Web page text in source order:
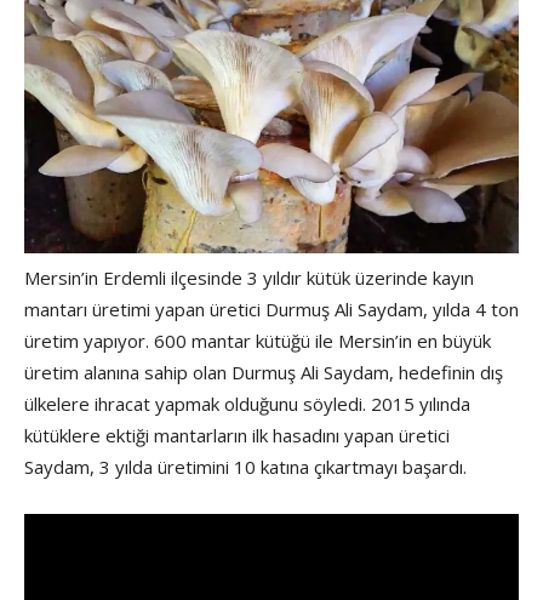
Mersin’in Erdemli ilçesinde 3 yıldır kütük üzerinde kayın
mantarı üretimi yapan üretici Durmuş Ali Saydam, yılda 4 ton
üretim yapıyor. 600 mantar kütüğü ile Mersin’in en büyük
üretim alanına sahip olan Durmuş Ali Saydam, hedefinin dış
ülkelere ihracat yapmak olduğunu söyledi. 2015 yılında
kütüklere ektiği mantarların ilk hasadını yapan üretici
Saydam, 3 yılda üretimini 10 katına çıkartmayı başardı.